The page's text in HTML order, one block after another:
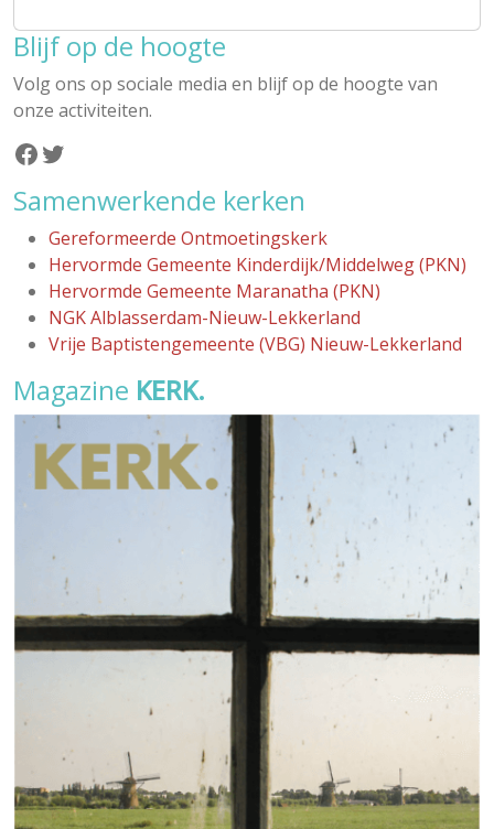
Blijf op de hoogte
Volg ons op sociale media en blijf op de hoogte van
onze activiteiten.
Facebook
Twitter
Samenwerkende kerken
Gereformeerde Ontmoetingskerk
Hervormde Gemeente Kinderdijk/Middelweg (PKN)
Hervormde Gemeente Maranatha (PKN)
NGK Alblasserdam-Nieuw-Lekkerland
Vrije Baptistengemeente (VBG) Nieuw-Lekkerland
Magazine KERK.